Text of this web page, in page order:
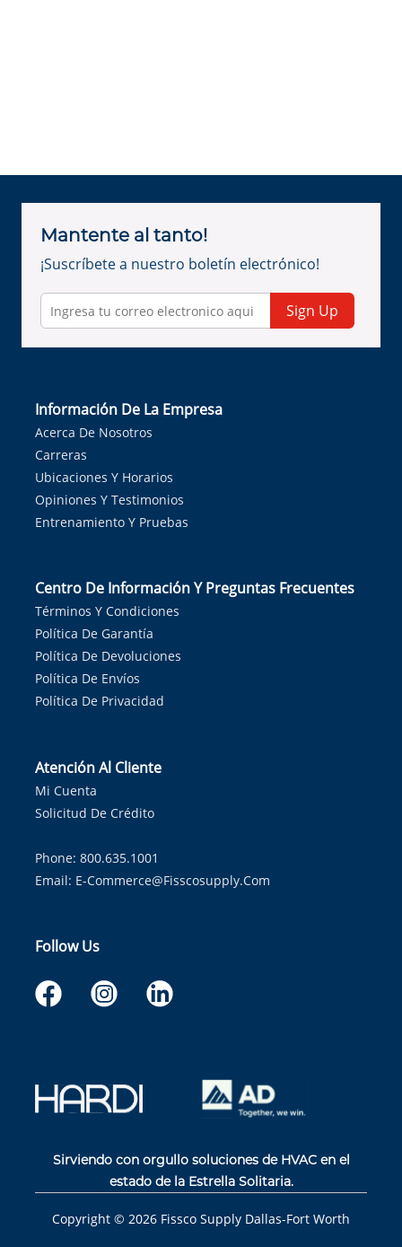
Mantente al tanto!
¡Suscríbete a nuestro boletín electrónico!
Sign Up
Información De La Empresa
Acerca De Nosotros
Carreras
Ubicaciones Y Horarios
Opiniones Y Testimonios
Entrenamiento Y Pruebas
Centro De Información Y Preguntas Frecuentes
Términos Y Condiciones
Política De Garantía
Política De Devoluciones
Política De Envíos
Política De Privacidad
Atención Al Cliente
Mi Cuenta
Solicitud De Crédito
Phone: 800.635.1001
Email: E-Commerce@fisscosupply.com
Follow Us
Sirviendo con orgullo soluciones de HVAC en el
estado de la Estrella Solitaria.
Copyright © 2026 Fissco Supply Dallas-Fort Worth